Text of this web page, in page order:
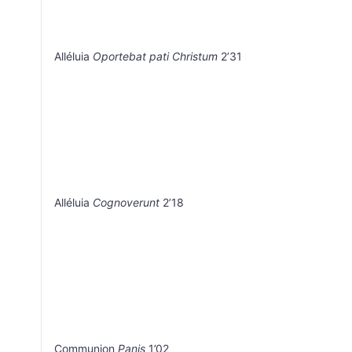
Alléluia Oportebat pati Christum 2’31
Alléluia Cognoverunt 2’18
Communion Panis 1’02